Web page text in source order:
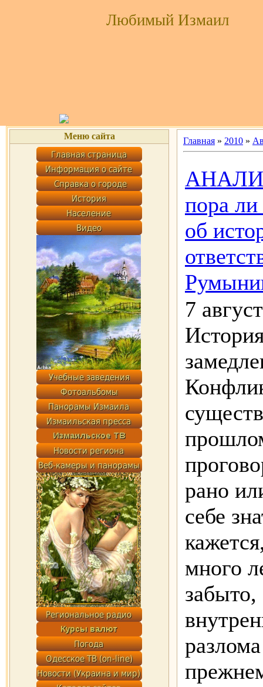
Любимый Измаил
Меню сайта Главная » 2010 »
пора ли
об
7
рано
себе
много
забыто,